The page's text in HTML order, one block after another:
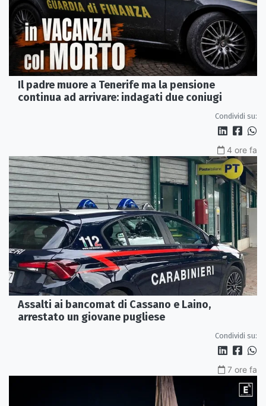
Il padre muore a Tenerife ma la pensione
continua ad arrivare: indagati due coniugi
Condividi su:
4 ore fa
Assalti ai bancomat di Cassano e Laino,
arrestato un giovane pugliese
Condividi su:
7 ore fa